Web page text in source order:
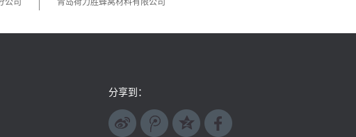
公司
青岛荷力胜蜂窝材料有限公司
分享到：